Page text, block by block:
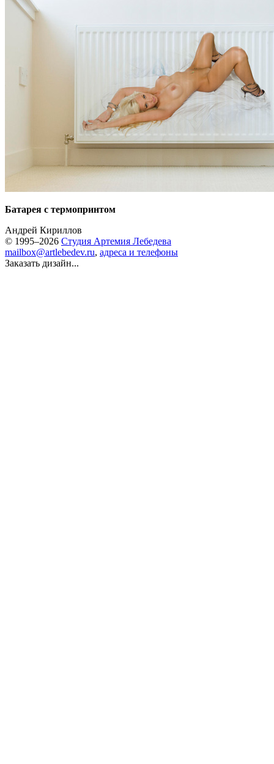
Батарея с термопринтом
Андрей Кириллов
© 1995–2026 Студия Артемия Лебедева
mailbox@artlebedev.ru, адреса и телефоны
Заказать дизайн...